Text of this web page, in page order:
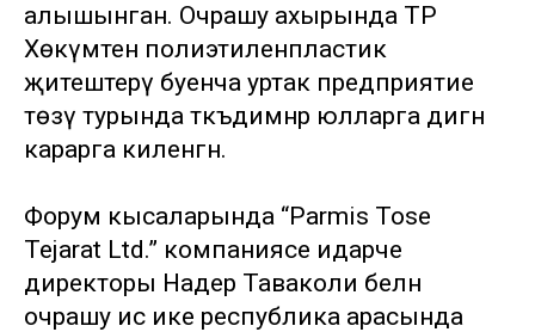
алышынган. Очрашу ахырында ТР
Хөкүмәтенә полиэтиленпластик
җитештерү буенча уртак предприятие
төзү турында тәкъдимнәр юлларга дигән
карарга киленгән.
Форум кысаларында “Parmis Tose
Tejarat Ltd.” компаниясе идарәче
директоры Надер Таваколи белән
очрашу исә ике республика арасында